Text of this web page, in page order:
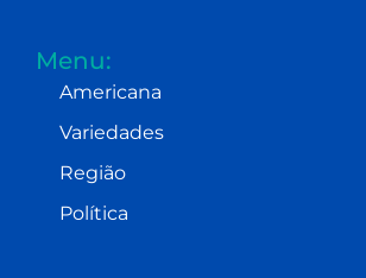
Menu:
Americana
Variedades
Região
Política